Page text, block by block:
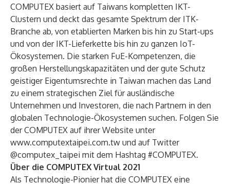
COMPUTEX basiert auf Taiwans kompletten IKT-
Clustern und deckt das gesamte Spektrum der ITK-
Branche ab, von etablierten Marken bis hin zu Start-ups
und von der IKT-Lieferkette bis hin zu ganzen IoT-
Ökosystemen. Die starken FuE-Kompetenzen, die
großen Herstellungskapazitäten und der gute Schutz
geistiger Eigentumsrechte in Taiwan machen das Land
zu einem strategischen Ziel für ausländische
Unternehmen und Investoren, die nach Partnern in den
globalen Technologie-Ökosystemen suchen. Folgen Sie
der COMPUTEX auf ihrer Website unter
www.computextaipei.com.tw und auf Twitter
@computex_taipei mit dem Hashtag #COMPUTEX.
Über die COMPUTEX Virtual 2021
Als Technologie-Pionier hat die COMPUTEX eine